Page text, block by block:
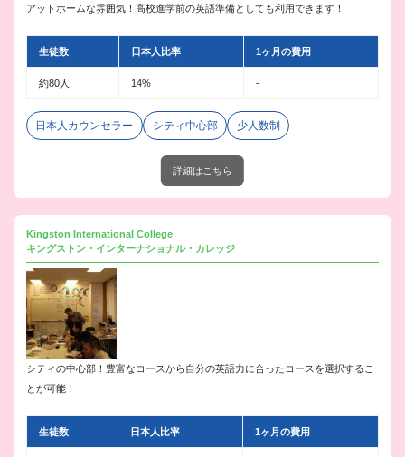
アットホームな雰囲気！高校進学前の英語準備としても利用できます！
生徒数 日本人比率 1ヶ月の費用
約80人 14% -
日本人カウンセラー シティ中心部 少人数制
詳細はこちら
Kingston International College
キングストン・インターナショナル・カレッジ
シティの中心部！豊富なコースから自分の英語力に合ったコースを選択するこ
とが可能！
生徒数 日本人比率 1ヶ月の費用